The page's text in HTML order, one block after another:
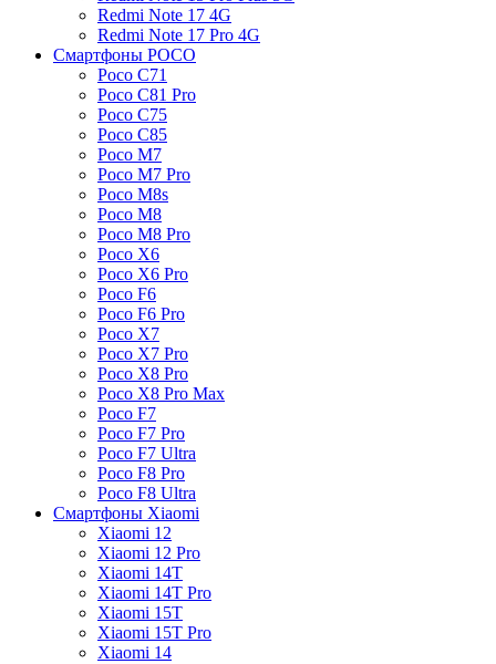
Redmi Note 17 4G
Redmi Note 17 Pro 4G
Смартфоны POCO
Poco C71
Poco C81 Pro
Poco C75
Poco C85
Poco M7
Poco M7 Pro
Poco M8s
Poco M8
Poco M8 Pro
Poco X6
Poco X6 Pro
Poco F6
Poco F6 Pro
Poco X7
Poco X7 Pro
Poco X8 Pro
Poco X8 Pro Max
Poco F7
Poco F7 Pro
Poco F7 Ultra
Poco F8 Pro
Poco F8 Ultra
Смартфоны Xiaomi
Xiaomi 12
Xiaomi 12 Pro
Xiaomi 14T
Xiaomi 14T Pro
Xiaomi 15T
Xiaomi 15T Pro
Xiaomi 14